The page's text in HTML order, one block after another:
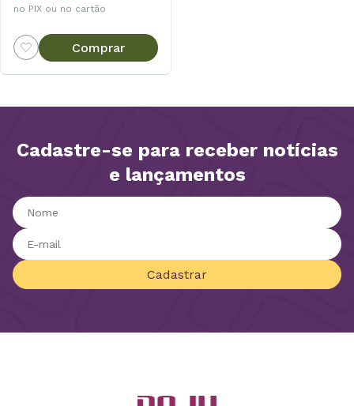
no PIX ou no cartão
Comprar
Cadastre-se para receber notícias
e lançamentos
Cadastrar